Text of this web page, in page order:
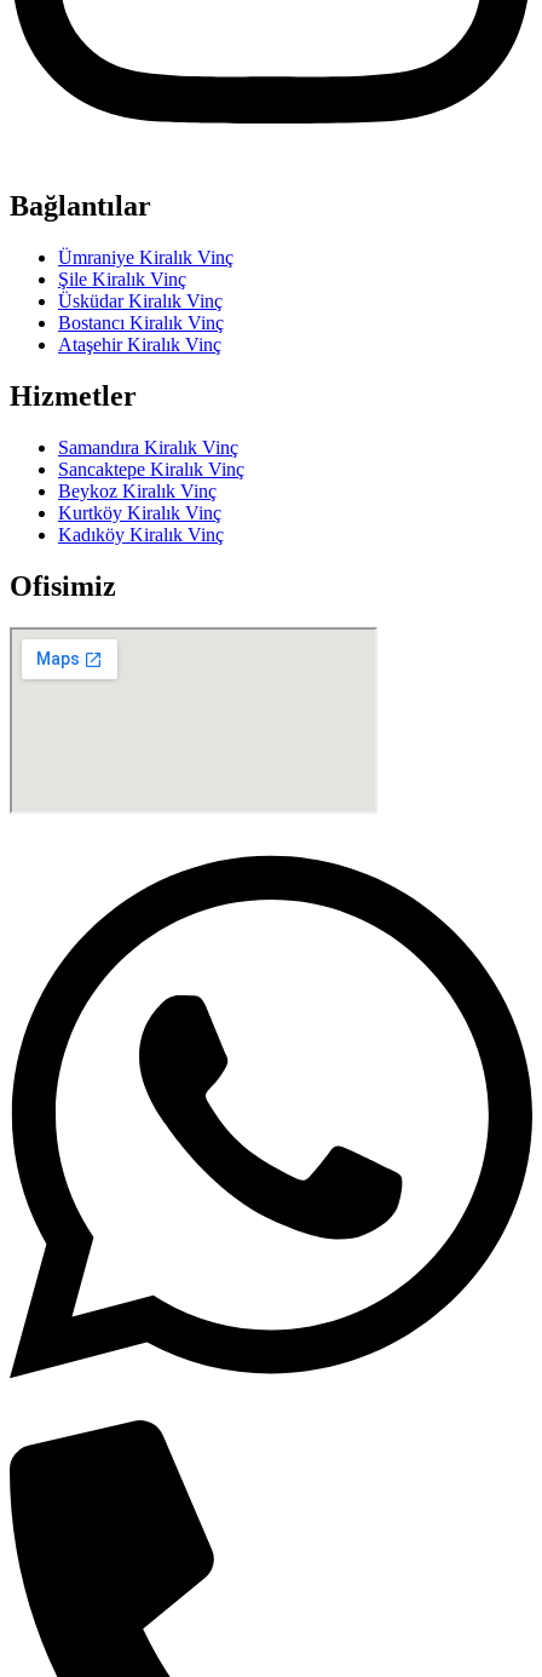
Bağlantılar
Ümraniye Kiralık Vinç
Şile Kiralık Vinç
Üsküdar Kiralık Vinç
Bostancı Kiralık Vinç
Ataşehir Kiralık Vinç
Hizmetler
Samandıra Kiralık Vinç
Sancaktepe Kiralık Vinç
Beykoz Kiralık Vinç
Kurtköy Kiralık Vinç
Kadıköy Kiralık Vinç
Ofisimiz